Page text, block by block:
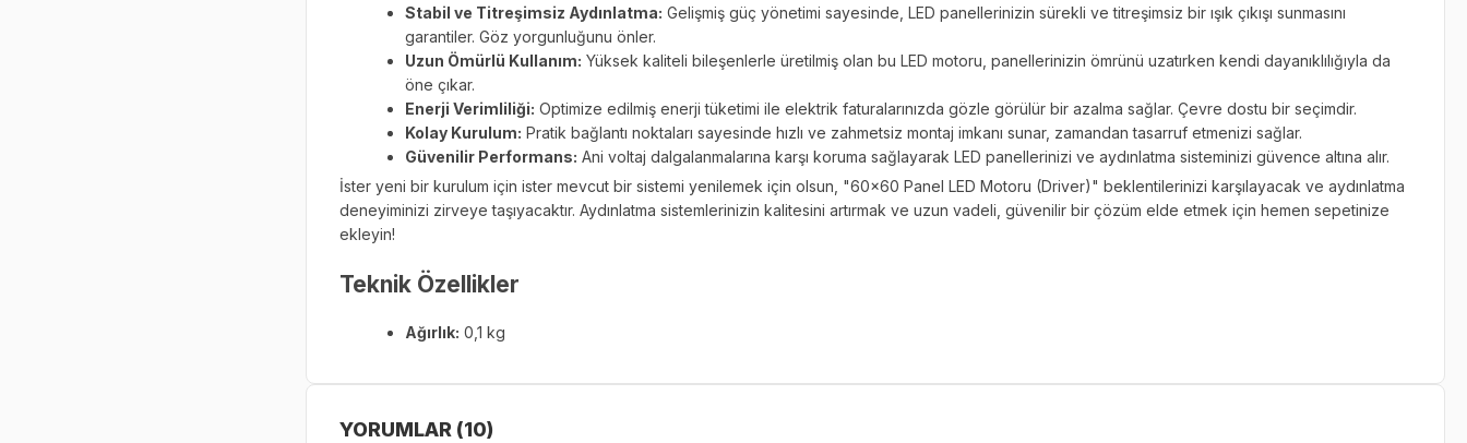
Stabil ve Titreşimsiz Aydınlatma: Gelişmiş güç yönetimi sayesinde, LED panellerinizin sürekli ve titreşimsiz bir ışık çıkışı sunmasını
garantiler. Göz yorgunluğunu önler.
Uzun Ömürlü Kullanım: Yüksek kaliteli bileşenlerle üretilmiş olan bu LED motoru, panellerinizin ömrünü uzatırken kendi dayanıklılığıyla da
öne çıkar.
Enerji Verimliliği: Optimize edilmiş enerji tüketimi ile elektrik faturalarınızda gözle görülür bir azalma sağlar. Çevre dostu bir seçimdir.
Kolay Kurulum: Pratik bağlantı noktaları sayesinde hızlı ve zahmetsiz montaj imkanı sunar, zamandan tasarruf etmenizi sağlar.
Güvenilir Performans: Ani voltaj dalgalanmalarına karşı koruma sağlayarak LED panellerinizi ve aydınlatma sisteminizi güvence altına alır.
İster yeni bir kurulum için ister mevcut bir sistemi yenilemek için olsun, "60x60 Panel LED Motoru (Driver)" beklentilerinizi karşılayacak ve aydınlatma
deneyiminizi zirveye taşıyacaktır. Aydınlatma sistemlerinizin kalitesini artırmak ve uzun vadeli, güvenilir bir çözüm elde etmek için hemen sepetinize
ekleyin!
Teknik Özellikler
Ağırlık: 0,1 kg
YORUMLAR (10)